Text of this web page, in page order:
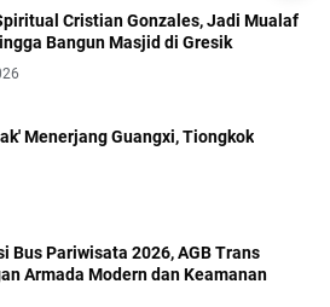
Cristian Gonzales, Jadi Mualaf
Bangun Masjid di Gresik
Menerjang Guangxi, Tiongkok
Bus Pariwisata 2026, AGB Trans
Armada Modern dan Keamanan